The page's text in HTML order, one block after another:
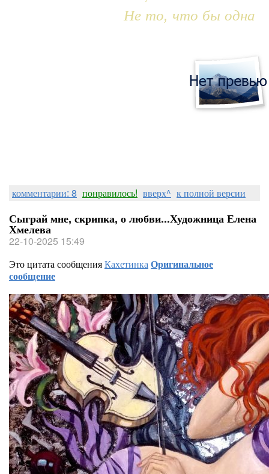
Не то, что бы одна
комментарии: 8 понравилось! вверх^ к полной версии
Сыграй мне, скрипка, о любви...Художница Елена
Хмелева
22-10-2025 15:49
Это цитата сообщенияКахетинкаОригинальное
сообщение